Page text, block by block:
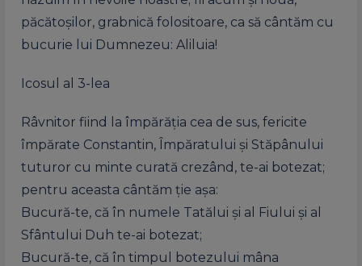
păcătoșilor, grabnică folositoare, ca să cântăm cu
bucurie lui Dumnezeu: Aliluia!
Icosul al 3-lea
Râvnitor fiind la împărăția cea de sus, fericite
împărate Constantin, Împăratului și Stăpânului
tuturor cu minte curată crezând, te-ai botezat;
pentru aceasta cântăm ție așa:
Bucură-te, că în numele Tatălui și al Fiului și al
Sfântului Duh te-ai botezat;
Bucură-te, că în timpul botezului mâna